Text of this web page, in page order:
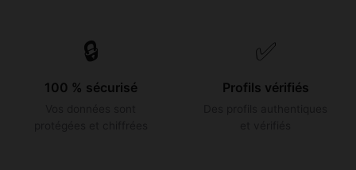
🔒
100 % sécurisé
✅
Profils vérifiés